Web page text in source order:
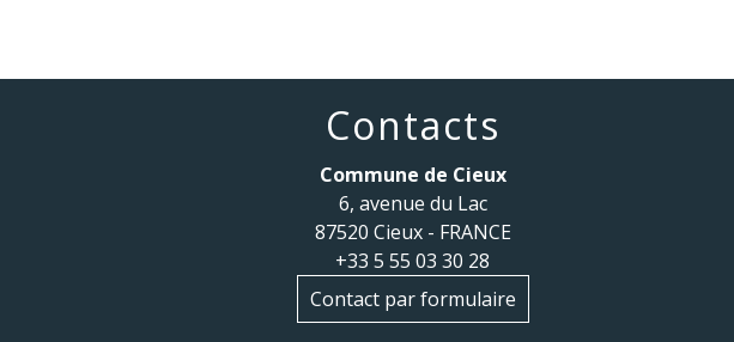
Contacts
Commune de Cieux
6, avenue du Lac
87520 Cieux - FRANCE
+33 5 55 03 30 28
Contact par formulaire